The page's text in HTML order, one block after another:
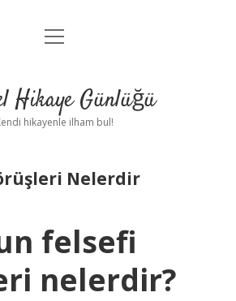
Anasayfa
Yasal Uyarı
menüyü
Hikaye Günlüğü
hikayenle ilham bul!
Nelerdir
felsefi
nelerdir?